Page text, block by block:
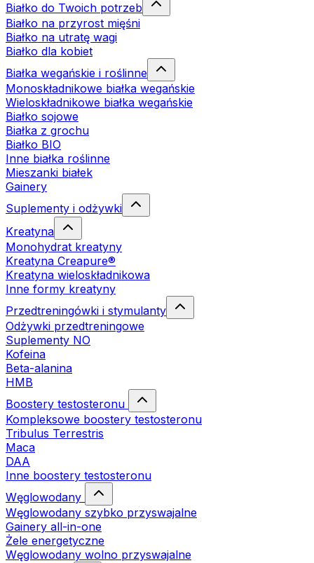
Białko do Twoich potrzeb
Białko na przyrost mięśni
Białko na utratę wagi
Białko dla kobiet
Białka wegańskie i roślinne
Monoskładnikowe białka wegańskie
Wieloskładnikowe białka wegańskie
Białko sojowe
Białka z grochu
Białko BIO
Inne białka roślinne
Mieszanki białek
Gainery
Suplementy i odżywki
Kreatyna
Monohydrat kreatyny
Kreatyna Creapure®
Kreatyna wieloskładnikowa
Inne formy kreatyny
Przedtreningówki i stymulanty
Odżywki przedtreningowe
Suplementy NO
Kofeina
Beta-alanina
HMB
Boostery testosteronu
Kompleksowe boostery testosteronu
Tribulus Terrestris
Maca
DAA
Inne boostery testosteronu
Węglowodany
Węglowodany szybko przyswajalne
Gainery all-in-one
Żele energetyczne
Węglowodany wolno przyswajalne